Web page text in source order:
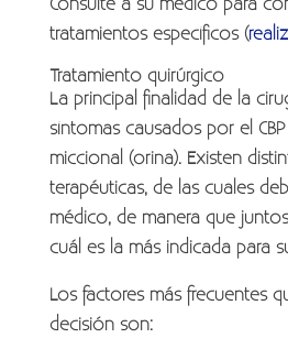
Consulte a su médico para
tratamientos específicos (
Tratamiento quirúrgico
La principal finalidad de la
síntomas causados por el
miccional (orina). Existen
terapéuticas, de las cuales
médico, de manera que
cuál es la más indicada para
Los factores más frecuentes
decisión son: